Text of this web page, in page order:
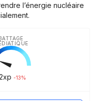
l’énergie nucléaire
xp -13%